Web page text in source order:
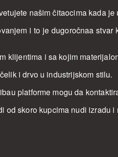
našim čitaocima kada
i to je dugoročnaa
klijentima i sa kojim
i drvo u industrijskom stilu.
platforme mogu da
od skoro kupcima nudi